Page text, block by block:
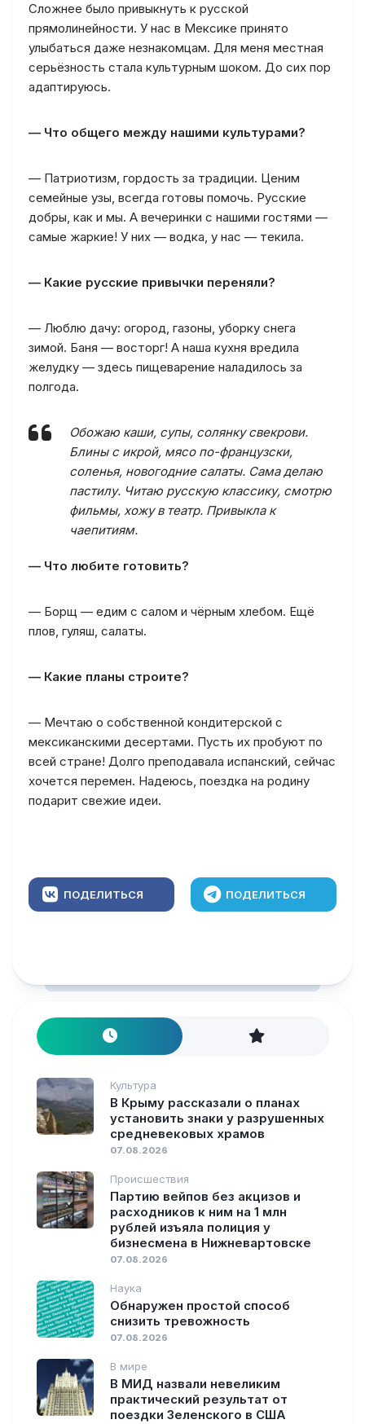
Сложнее было привыкнуть к русской
прямолинейности. У нас в Мексике принято
улыбаться даже незнакомцам. Для меня местная
серьёзность стала культурным шоком. До сих пор
адаптируюсь.
— Что общего между нашими культурами?
— Патриотизм, гордость за традиции. Ценим
семейные узы, всегда готовы помочь. Русские
добры, как и мы. А вечеринки с нашими гостями —
самые жаркие! У них — водка, у нас — текила.
— Какие русские привычки переняли?
— Люблю дачу: огород, газоны, уборку снега
зимой. Баня — восторг! А наша кухня вредила
желудку — здесь пищеварение наладилось за
полгода.
Обожаю каши, супы, солянку свекрови.
Блины с икрой, мясо по-французски,
соленья, новогодние салаты. Сама делаю
пастилу. Читаю русскую классику, смотрю
фильмы, хожу в театр. Привыкла к
чаепитиям.
— Что любите готовить?
— Борщ — едим с салом и чёрным хлебом. Ещё
плов, гуляш, салаты.
— Какие планы строите?
— Мечтаю о собственной кондитерской с
мексиканскими десертами. Пусть их пробуют по
всей стране! Долго преподавала испанский, сейчас
хочется перемен. Надеюсь, поездка на родину
подарит свежие идеи.
ПОДЕЛИТЬСЯ ПОДЕЛИТЬСЯ
Культура
В Крыму рассказали о планах
установить знаки у разрушенных
средневековых храмов
07.08.2026
Происшествия
Партию вейпов без акцизов и
расходников к ним на 1 млн
рублей изъяла полиция у
бизнесмена в Нижневартовске
07.08.2026
Наука
Обнаружен простой способ
снизить тревожность
07.08.2026
В мире
В МИД назвали невеликим
практический результат от
поездки Зеленского в США